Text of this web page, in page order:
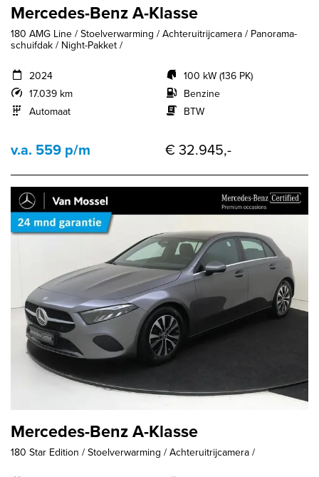
Mercedes-Benz A-Klasse
180 AMG Line / Stoelverwarming / Achteruitrijcamera / Panorama-
schuifdak / Night-Pakket /
2024
17.039 km
Automaat
100 kW (136 PK)
Benzine
BTW
v.a. 559 p/m € 32.945,-
Mercedes-Benz A-Klasse
180 Star Edition / Stoelverwarming / Achteruitrijcamera /